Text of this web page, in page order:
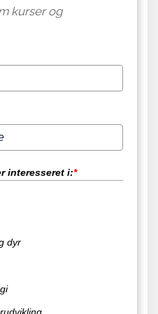
kurser og
interesseret i:*
dyr